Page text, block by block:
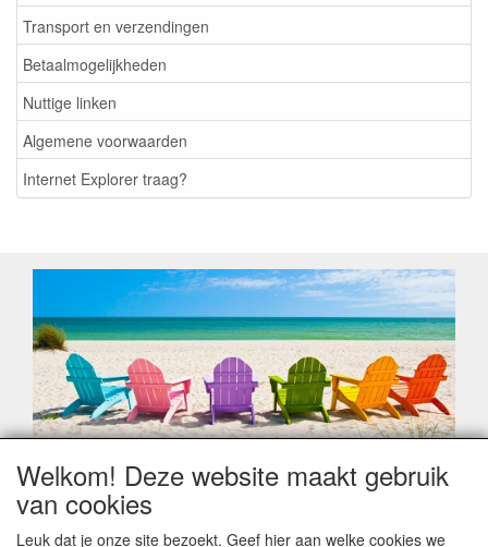
Transport en verzendingen
Betaalmogelijkheden
Nuttige linken
Algemene voorwaarden
Internet Explorer traag?
Geachte klant,
Zoals elk jaar zorgt de verlofperiode, naast een hoop
Welkom! Deze website maakt gebruik
van cookies
Leuk dat je onze site bezoekt. Geef hier aan welke cookies we